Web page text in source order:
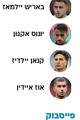
באריש יילמאז
יונוס אקגון
קנאן יילדיז
אוז איידין
פייסבוק